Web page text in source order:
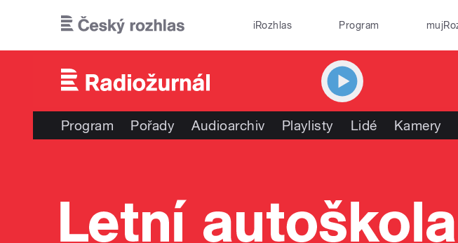
iRozhlas Program
Program Pořady Audioarchiv Playlisty Lidé Kamery